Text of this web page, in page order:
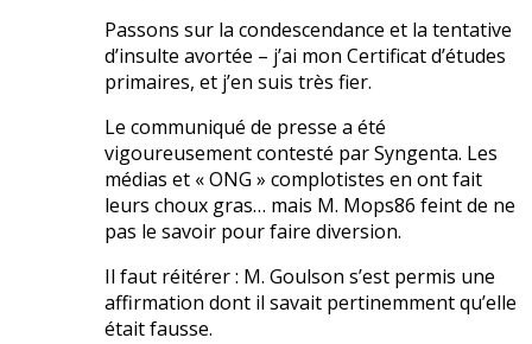
Passons sur la condescendance et la tentative
d’insulte avortée – j’ai mon Certificat d’études
primaires, et j’en suis très fier.
Le communiqué de presse a été
vigoureusement contesté par Syngenta. Les
médias et « ONG » complotistes en ont fait
leurs choux gras… mais M. Mops86 feint de ne
pas le savoir pour faire diversion.
Il faut réitérer : M. Goulson s’est permis une
affirmation dont il savait pertinemment qu’elle
était fausse.